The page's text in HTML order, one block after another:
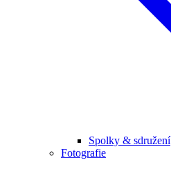
Spolky & sdružení
Fotografie